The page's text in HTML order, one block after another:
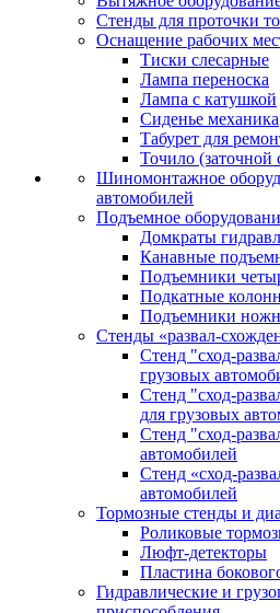
Стенды для проточки
Оснащение рабочих
Тиски слесарные
Лампа переноска
Лампа с катушкой
Сиденье механика
Табурет для
Точило (заточной
Шиномонтажное
автомобилей
Подъемное
Домкраты
Канавные
Подъемники
Подкатные
Подъемники
Стенды «развал-
Стенд "сход-
грузовых
Стенд "сход-
для грузовых
Стенд "сход-
автомобилей
Стенд «сход-
автомобилей
Тормозные стенды и
Роликовые
Люфт-детекторы
Пластина
Гидравлические и